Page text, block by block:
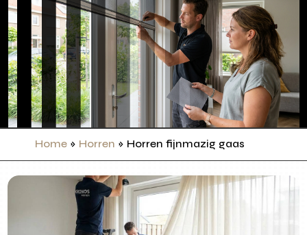
Home » Horren » Horren fijnmazig gaas